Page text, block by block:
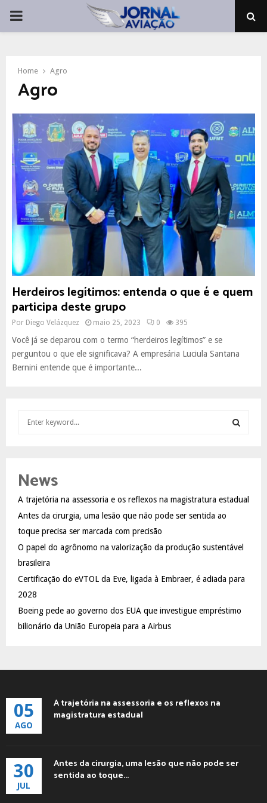
PRIMARY
Home Agro
Agro
Herdeiros legítimos: entenda o que é e quem
participa deste grupo
Por Diego Velázquez maio 25, 2023 0 395
Você já se deparou com o termo “herdeiros legítimos” e se
perguntou o que ele significava? A empresária Luciula Santana
Bernini entende que é importante...
h
o
r
:
A
C
News
A trajetória na assessoria e os reflexos na magistratura estadual
Antes da cirurgia, uma lesão que não pode ser sentida ao
toque precisa ser marcada com precisão
O papel do agrônomo na valorização da produção sustentável
brasileira
Certificação do eVTOL da Eve, ligada à Embraer, é adiada para
2028
Boeing pede ao governo dos EUA que investigue empréstimo
bilionário da União Europeia para a Airbus
05
AGO
A trajetória na assessoria e os reflexos na
magistratura estadual
30
JUL
Antes da cirurgia, uma lesão que não pode ser
sentida ao toque...